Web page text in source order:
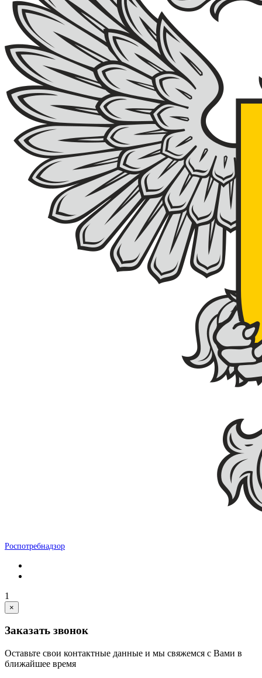
Роспотребнадзор
1
×
Заказать звонок
Оставьте свои контактные данные и мы свяжемся с Вами в
ближайшее время